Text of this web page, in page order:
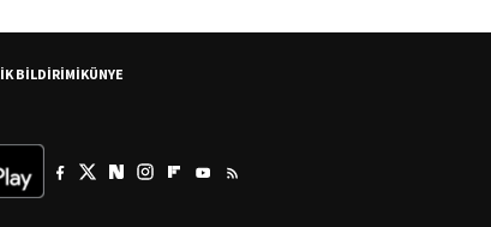
BİLDİRİMİKÜNYE